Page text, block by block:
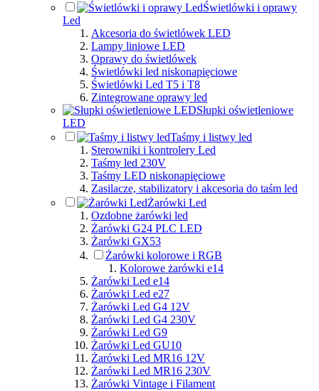
Świetlówki i oprawy
Led
Akcesoria do świetlówek LED
Lampy liniowe LED
Oprawy do świetlówek
Świetlówki led niskonapięciowe
Świetlówki Led T5 i T8
Zintegrowane oprawy led
Słupki oświetleniowe
LED
Taśmy i listwy led
Sterowniki i kontrolery Led
Taśmy led 230V
Taśmy LED niskonapięciowe
Zasilacze, stabilizatory i akcesoria do taśm led
Żarówki Led
Ozdobne żarówki led
Żarówki G24 PLC LED
Żarówki GX53
Żarówki kolorowe i RGB
Kolorowe żarówki e14
Żarówki Led e14
Żarówki Led e27
Żarówki Led G4 12V
Żarówki Led G4 230V
Żarówki Led G9
Żarówki Led GU10
Żarówki Led MR16 12V
Żarówki Led MR16 230V
Żarówki Vintage i Filament